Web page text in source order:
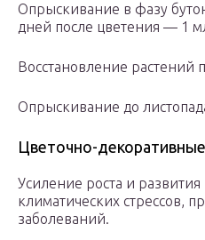
Опрыскивание в фазу
дней после цветения — 1
Восстановление растений
Опрыскивание до
Цветочно-
Усиление роста и
климатических стрессов,
заболеваний.